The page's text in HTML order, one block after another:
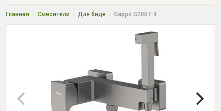
Главная Смесители Для биде Gappo G2007-9